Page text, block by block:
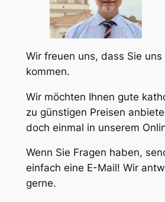
Wir freuen uns, dass Sie
kommen.
Wir möchten Ihnen gute
zu günstigen Preisen
doch einmal in unserem
Wenn Sie Fragen haben,
einfach eine E-Mail! Wir
gerne.